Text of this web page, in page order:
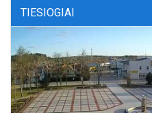
TIESIOGIAI